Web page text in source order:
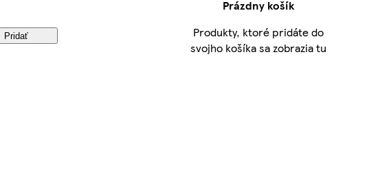
Pridať
Prázdny košík
Produkty, ktoré pridáte do
svojho košíka sa zobrazia tu